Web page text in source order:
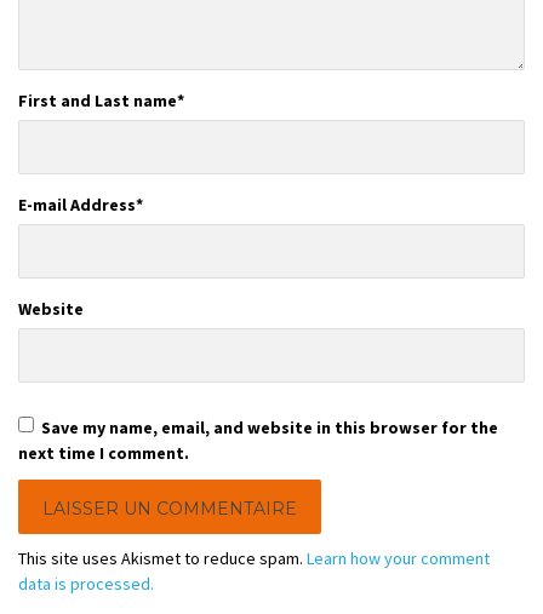
First and Last name*
E-mail Address*
Website
Save my name, email, and website in this browser for the
next time I comment.
This site uses Akismet to reduce spam. Learn how your comment
data is processed.